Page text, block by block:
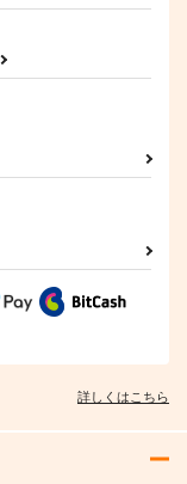
カート
詳しくはこちら